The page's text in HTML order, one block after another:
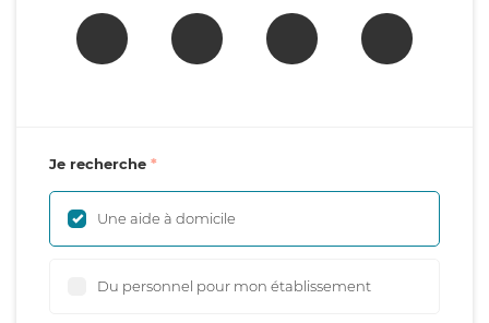
Je recherche
Une aide à domicile
Du personnel pour mon établissement